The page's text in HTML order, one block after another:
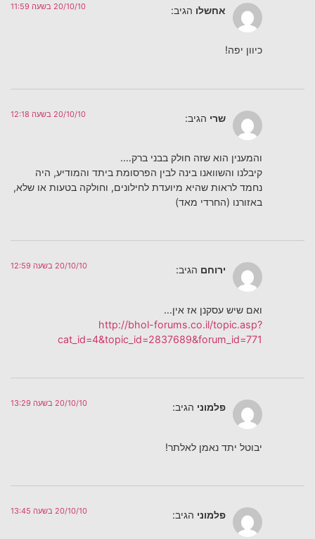
אחשלו הגיב: 20/10/10 בשעה 11:59
כיוון יפה!
שרי הגיב: 20/10/10 בשעה 12:18
והמענין הוא שזה חולק בבני ברק….
קיבלנו והשוואנו בינה לבין הפרסומת ביתד והמודיע, היה
נחמד לראות שהיא מיועדת לחילונים, וחולקה בטעות או שלא,
באזורנו (החרדי מאד)
ירוחם הגיב: 20/10/10 בשעה 12:59
ואם שיש עסקנן אז אין…
http://bhol-forums.co.il/topic.asp?
cat_id=4&topic_id=2837689&forum_id=771
פלמוני הגיב: 20/10/10 בשעה 13:29
יבוטל יתד נאמן לאלתר!
פלמוני הגיב: 20/10/10 בשעה 13:45